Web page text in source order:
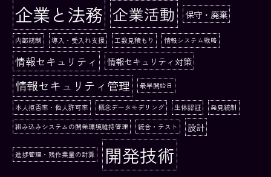
企業と法務 企業活動 保守・廃棄
内部統制 導入・受入れ支援 工数見積もり 情報システム戦略
情報セキュリティ 情報セキュリティ対策
情報セキュリティ管理 最早開始日
本人拒否率・他人許可率 概念データモデリング 生体認証 発見統制
組み込みシステムの開発環境維持管理 統合・テスト 設計
進捗管理・残作業量の計算 開発技術